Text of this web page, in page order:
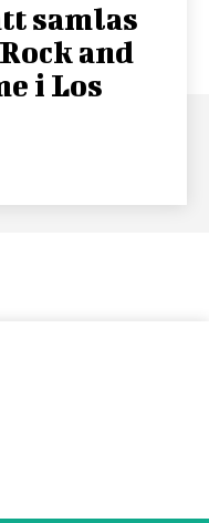
samlas
and
i Los